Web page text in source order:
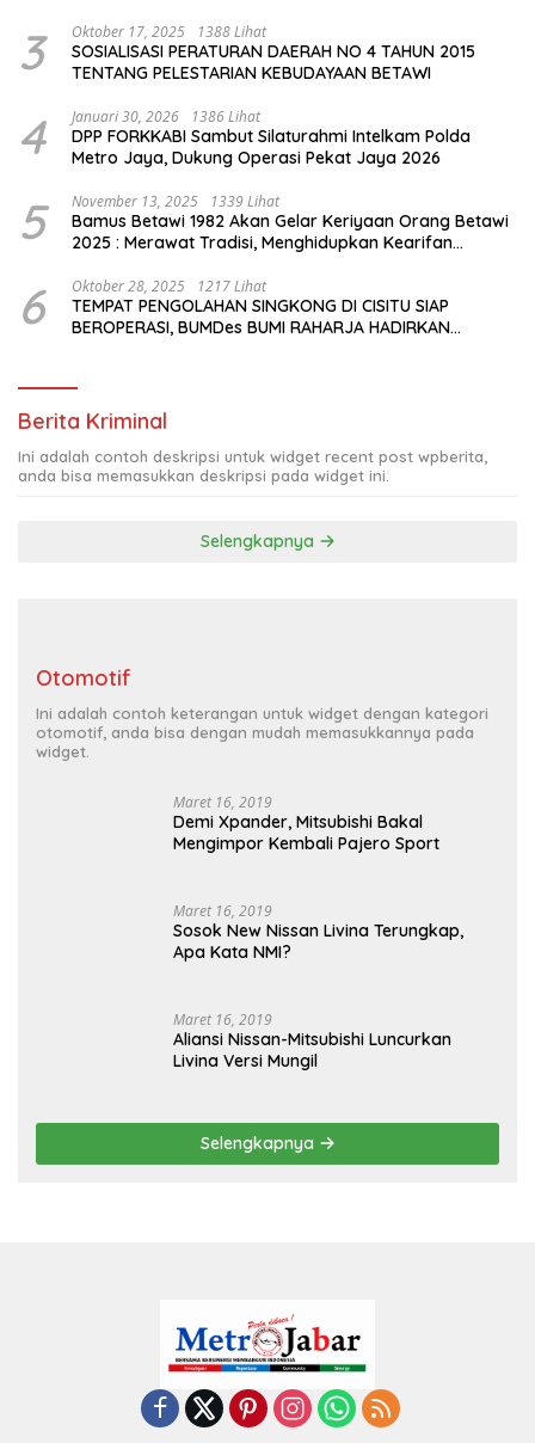
3 Oktober 17, 2025 1388 Lihat
SOSIALISASI PERATURAN DAERAH NO 4 TAHUN 2015
TENTANG PELESTARIAN KEBUDAYAAN BETAWI
4 Januari 30, 2026 1386 Lihat
DPP FORKKABI Sambut Silaturahmi Intelkam Polda
Metro Jaya, Dukung Operasi Pekat Jaya 2026
5 November 13, 2025 1339 Lihat
Bamus Betawi 1982 Akan Gelar Keriyaan Orang Betawi
2025 : Merawat Tradisi, Menghidupkan Kearifan
6 Oktober 28, 2025 1217 Lihat
TEMPAT PENGOLAHAN SINGKONG DI CISITU SIAP
BEROPERASI, BUMDes BUMI RAHARJA HADIRKAN
Berita Kriminal
Ini adalah contoh deskripsi untuk widget recent post wpberita,
anda bisa memasukkan deskripsi pada widget ini.
Selengkapnya
Otomotif
Ini adalah contoh keterangan untuk widget dengan kategori
otomotif, anda bisa dengan mudah memasukkannya pada
widget.
Maret 16, 2019
Demi Xpander, Mitsubishi Bakal
Mengimpor Kembali Pajero Sport
Maret 16, 2019
Sosok New Nissan Livina Terungkap,
Apa Kata NMI?
Maret 16, 2019
Aliansi Nissan-Mitsubishi Luncurkan
Livina Versi Mungil
Selengkapnya